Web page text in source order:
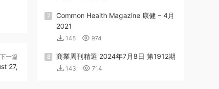
下一篇
27,
7
Common Health Magazine 康健 – 4月
2021
145 974
8 商業周刊精選 2024年7月8日 第1912期
143 714